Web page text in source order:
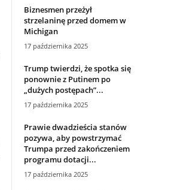
Biznesmen przeżył
strzelaninę przed domem w
Michigan
17 października 2025
Trump twierdzi, że spotka się
ponownie z Putinem po
„dużych postępach”...
17 października 2025
Prawie dwadzieścia stanów
pozywa, aby powstrzymać
Trumpa przed zakończeniem
programu dotacji...
17 października 2025